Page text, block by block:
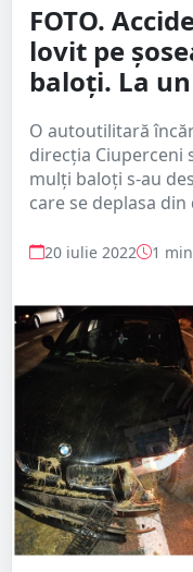
FOTO.
lovit pe
baloți. La
O autoutilitară
direcția Ciuperceni
mulți baloți s-au
care se deplasa
20 iulie 2022 1